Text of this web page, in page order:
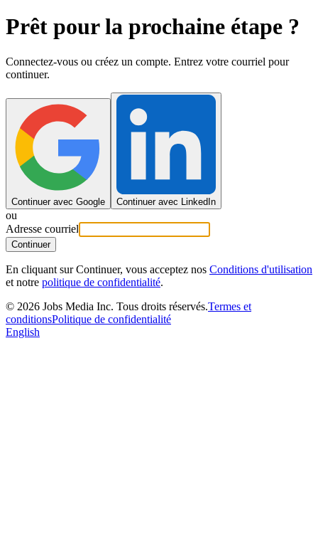
Prêt pour la prochaine étape ?
Connectez-vous ou créez un compte. Entrez votre courriel pour
continuer.
Continuer avec Google Continuer avec LinkedIn
ou
Adresse courriel
Continuer
En cliquant sur Continuer, vous acceptez nos Conditions d'utilisation
et notre politique de confidentialité.
© 2026 Jobs Media Inc. Tous droits réservés.Termes et
conditionsPolitique de confidentialité
English